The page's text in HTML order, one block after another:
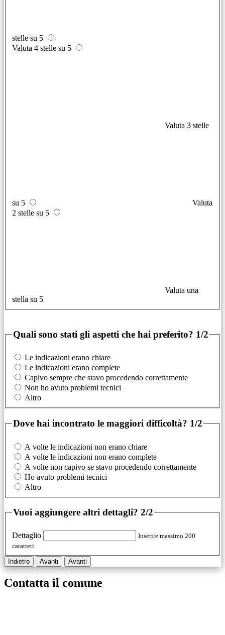
stelle su 5
Valuta 4 stelle su 5
Valuta 3 stelle
su 5
Valuta
2 stelle su 5
Valuta una
stella su 5
Quali sono stati gli aspetti che hai preferito? 1/2
Le indicazioni erano chiare
Le indicazioni erano complete
Capivo sempre che stavo procedendo correttamente
Non ho avuto problemi tecnici
Altro
Dove hai incontrato le maggiori difficoltà? 1/2
A volte le indicazioni non erano chiare
A volte le indicazioni non erano complete
A volte non capivo se stavo procedendo correttamente
Ho avuto problemi tecnici
Altro
Vuoi aggiungere altri dettagli? 2/2
Dettaglio
Inserire massimo 200
caratteri
Indietro Avanti Avanti
Contatta il comune